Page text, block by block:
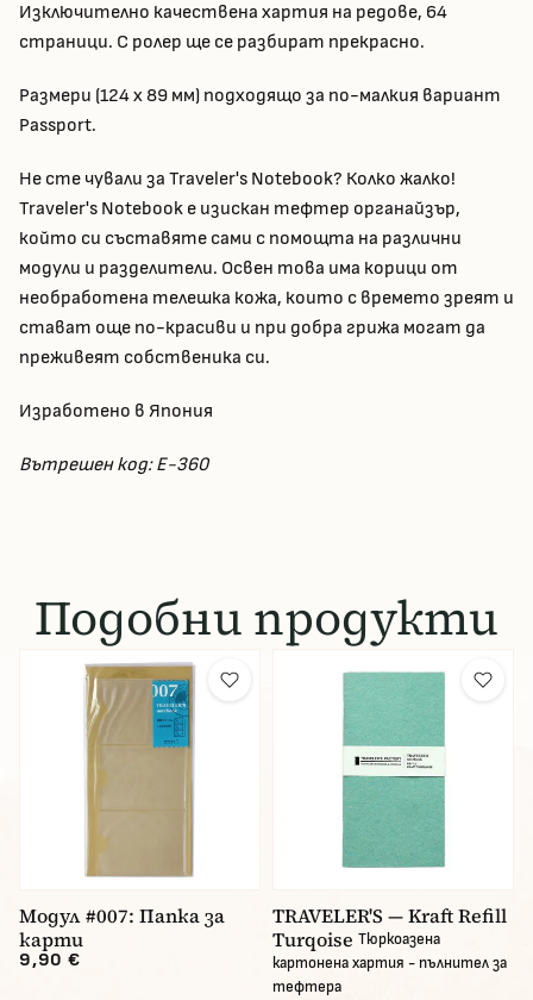
Изключително качествена хартия на редове, 64
страници. С ролер ще се разбират прекрасно.
Размери (124 x 89 мм) подходящо за по-малкия вариант
Passport.
Не сте чували за Traveler's Notebook? Колко жалко!
Traveler's Notebook е изискан тефтер органайзър,
който си съставяте сами с помощта на различни
модули и разделители. Освен това има корици от
необработена телешка кожа, които с времето зреят и
стават още по-красиви и при добра грижа могат да
преживеят собственика си.
Изработено в Япония
Вътрешен код: E-360
Подобни продукти
Модул #007: Папка за
карти
9,90 €
TRAVELER'S — Kraft Refill
Turqoise Тюркоазена
картонена хартия - пълнител за
тефтера